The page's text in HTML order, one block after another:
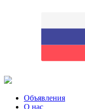
Объявления
О нас